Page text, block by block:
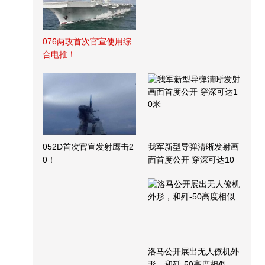
076两攻首次官宣使用综
合电推！
052D首次官宣发射鹰击2
0！
我军新型导弹清晰发射画
面首度公开 穿深可达10
洛马公开展出无人僚机外